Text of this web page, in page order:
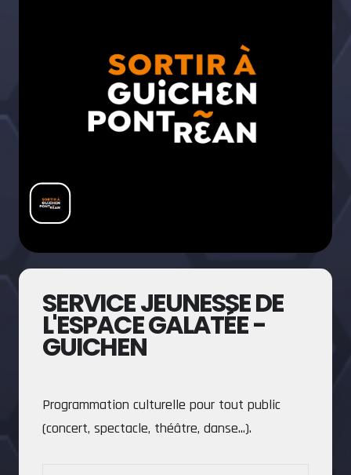
SERVICE JEUNESSE DE
L'ESPACE GALATÉE -
GUICHEN
Programmation culturelle pour tout public
(concert, spectacle, théâtre, danse...).